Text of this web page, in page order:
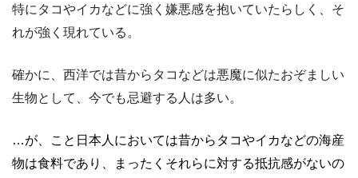
特にタコやイカなどに強く嫌悪感を抱いていたらしく、そ
れが強く現れている。
確かに、西洋では昔からタコなどは悪魔に似たおぞましい
生物として、今でも忌避する人は多い。
…が、こと日本人においては昔からタコやイカなどの海産
物は食料であり、まったくそれらに対する抵抗感がないの